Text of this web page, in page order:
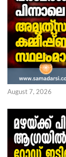
August 7, 2026